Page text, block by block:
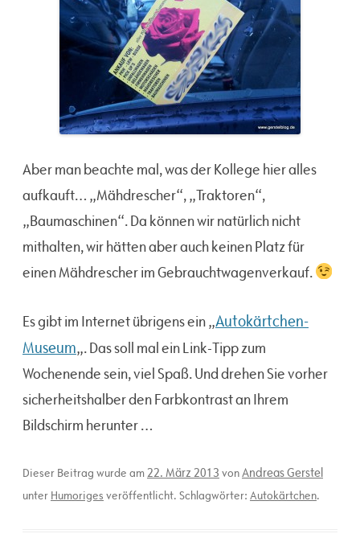
Aber man beachte mal, was der Kollege hier alles
aufkauft… „Mähdrescher“, „Traktoren“,
„Baumaschinen“. Da können wir natürlich nicht
mithalten, wir hätten aber auch keinen Platz für
einen Mähdrescher im Gebrauchtwagenverkauf.
Es gibt im Internet übrigens ein „Autokärtchen-
Museum„. Das soll mal ein Link-Tipp zum
Wochenende sein, viel Spaß. Und drehen Sie vorher
sicherheitshalber den Farbkontrast an Ihrem
Bildschirm herunter …
Dieser Beitrag wurde am 22. März 2013 vonAndreas Gerstel
unter Humoriges veröffentlicht. Schlagwörter: Autokärtchen.